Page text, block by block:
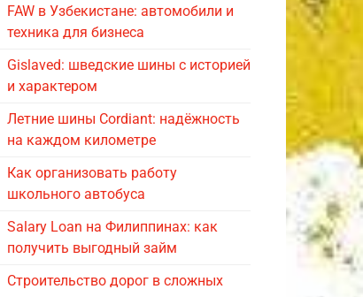
FAW в Узбекистане: автомобили и
техника для бизнеса
Gislaved: шведские шины с историей
и характером
Летние шины Cordiant: надёжность
на каждом километре
Как организовать работу
школьного автобуса
Salary Loan на Филиппинах: как
получить выгодный займ
Строительство дорог в сложных